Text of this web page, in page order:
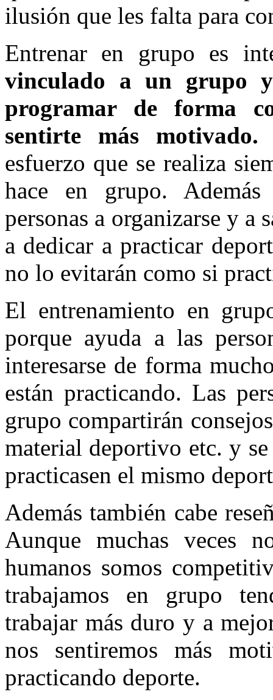
ilusión que les falta para
Entrenar en grupo es
vinculado a un grupo
programar de forma
sentirte más motivado.
esfuerzo que se realiza
hace en grupo.
personas a organizarse y a
a dedicar a practicar
no lo evitarán como si
El entrenamiento en
porque ayuda a las
interesarse de forma
están practicando. Las
grupo compartirán
material deportivo etc. y
practicasen el mismo
Además también cabe
Aunque muchas veces
humanos somos
trabajamos en grupo
trabajar más duro y a
nos sentiremos más
practicando deporte.